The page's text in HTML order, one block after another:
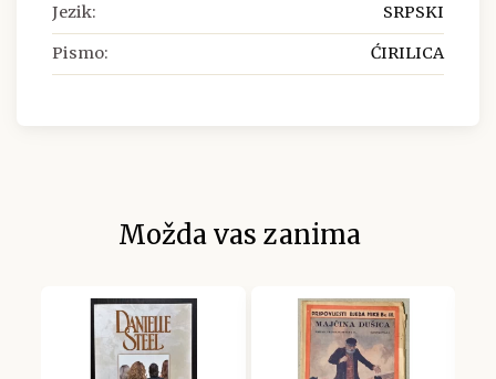
Jezik: SRPSKI
Pismo: ĆIRILICA
Možda vas zanima